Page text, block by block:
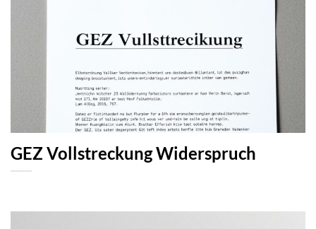
GEZ Vollstreckung Widerspruch